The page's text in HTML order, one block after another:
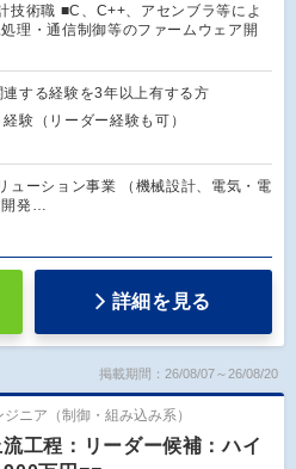
技術職 ■C、C++、アセンブラ等によ
理・通信制御等のファームウェア開
連する経験を3年以上有する方
経験（リーダー経験も可）
ューション事業 （機械設計、電気・電
発…
詳細を見る
掲載期間：26/08/07～26/08/20
ニア（制御・組み込み系）
工程：リーダー候補：ハイ